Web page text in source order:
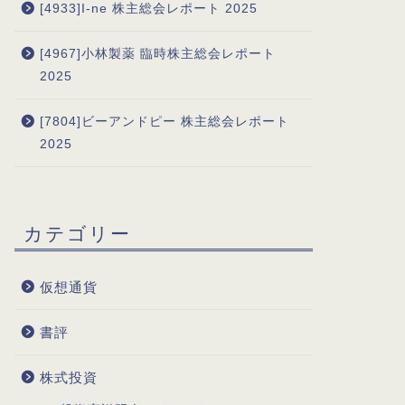
[4933]I-ne 株主総会レポート 2025
[4967]小林製薬 臨時株主総会レポート
2025
[7804]ビーアンドピー 株主総会レポート
2025
カテゴリー
仮想通貨
書評
株式投資